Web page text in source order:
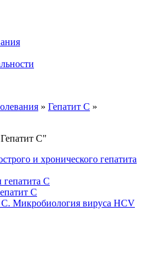
» Гепатит С »
С"
и хронического гепатита
С
С
С. Микробиология вируса HCV